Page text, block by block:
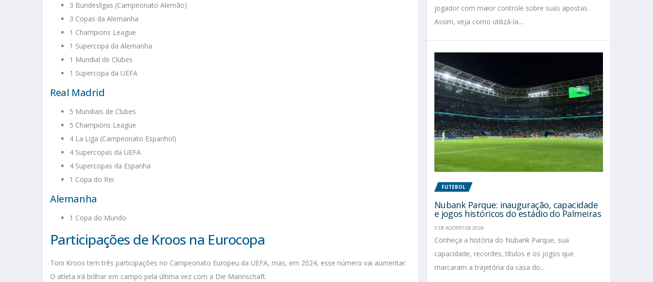
3 Bundesligas (Campeonato Alemão)
3 Copas da Alemanha
1 Champions League
1 Supercopa da Alemanha
1 Mundial de Clubes
1 Supercopa da UEFA
Real Madrid
5 Mundiais de Clubes
5 Champions League
4 La Liga (Campeonato Espanhol)
4 Supercopas da UEFA
4 Supercopas da Espanha
1 Copa do Rei
Alemanha
1 Copa do Mundo
Participações de Kroos na Eurocopa
Toni Kroos tem três participações no Campeonato Europeu da UEFA, mas, em 2024, esse número vai aumentar.
O atleta irá brilhar em campo pela última vez com a Die Mannschaft.
jogador com maior controle sobre suas apostas.
Assim, veja como utilizá-la....
FUTEBOL
Nubank Parque: inauguração, capacidade
e jogos históricos do estádio do Palmeiras
5 DE AGOSTO DE 2026
Conheça a história do Nubank Parque, sua
capacidade, recordes, títulos e os jogos que
marcaram a trajetória da casa do...